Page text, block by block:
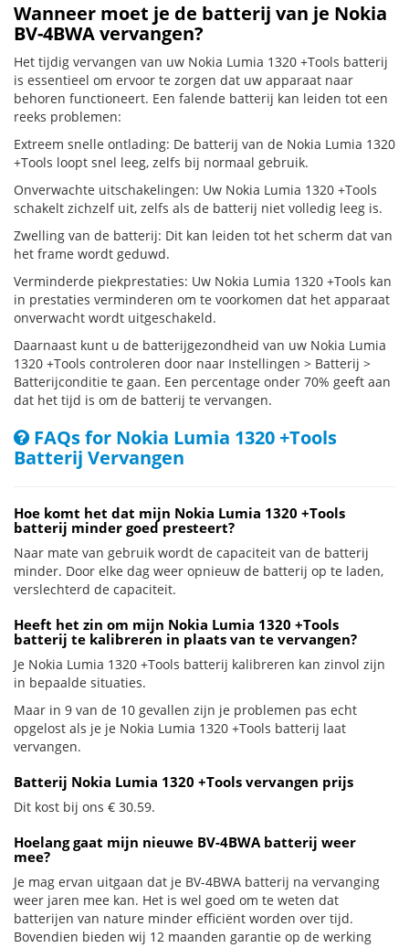
Wanneer moet je de batterij van je Nokia
BV-4BWA vervangen?
Het tijdig vervangen van uw Nokia Lumia 1320 +Tools batterij
is essentieel om ervoor te zorgen dat uw apparaat naar
behoren functioneert. Een falende batterij kan leiden tot een
reeks problemen:
Extreem snelle ontlading: De batterij van de Nokia Lumia 1320
+Tools loopt snel leeg, zelfs bij normaal gebruik.
Onverwachte uitschakelingen: Uw Nokia Lumia 1320 +Tools
schakelt zichzelf uit, zelfs als de batterij niet volledig leeg is.
Zwelling van de batterij: Dit kan leiden tot het scherm dat van
het frame wordt geduwd.
Verminderde piekprestaties: Uw Nokia Lumia 1320 +Tools kan
in prestaties verminderen om te voorkomen dat het apparaat
onverwacht wordt uitgeschakeld.
Daarnaast kunt u de batterijgezondheid van uw Nokia Lumia
1320 +Tools controleren door naar Instellingen > Batterij >
Batterijconditie te gaan. Een percentage onder 70% geeft aan
dat het tijd is om de batterij te vervangen.
FAQs for Nokia Lumia 1320 +Tools
Batterij Vervangen
Hoe komt het dat mijn Nokia Lumia 1320 +Tools
batterij minder goed presteert?
Naar mate van gebruik wordt de capaciteit van de batterij
minder. Door elke dag weer opnieuw de batterij op te laden,
verslechterd de capaciteit.
Heeft het zin om mijn Nokia Lumia 1320 +Tools
batterij te kalibreren in plaats van te vervangen?
Je Nokia Lumia 1320 +Tools batterij kalibreren kan zinvol zijn
in bepaalde situaties.
Maar in 9 van de 10 gevallen zijn je problemen pas echt
opgelost als je je Nokia Lumia 1320 +Tools batterij laat
vervangen.
Batterij Nokia Lumia 1320 +Tools vervangen prijs
Dit kost bij ons € 30.59.
Hoelang gaat mijn nieuwe BV-4BWA batterij weer
mee?
Je mag ervan uitgaan dat je BV-4BWA batterij na vervanging
weer jaren mee kan. Het is wel goed om te weten dat
batterijen van nature minder efficiënt worden over tijd.
Bovendien bieden wij 12 maanden garantie op de werking